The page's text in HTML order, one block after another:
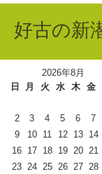
好古の新
2026年8月
日
月 火 水 木 金
2
3 4 5 6 7
9
10 11 12 13 14
16 17 18 19 20 21
23 24 25 26 27 28